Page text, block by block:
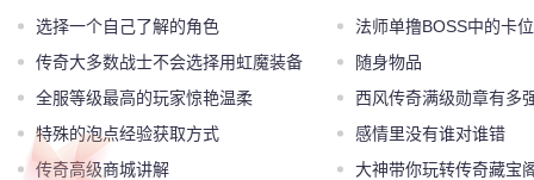
选择一个自己了解的角色
法师单撸BOSS中的卡
传奇大多数战士不会选择用虹魔装备
随身物品
全服等级最高的玩家惊艳温柔
西风传奇满级勋章有多
特殊的泡点经验获取方式
感情里没有谁对谁错
传奇高级商城讲解
大神带你玩转传奇藏宝